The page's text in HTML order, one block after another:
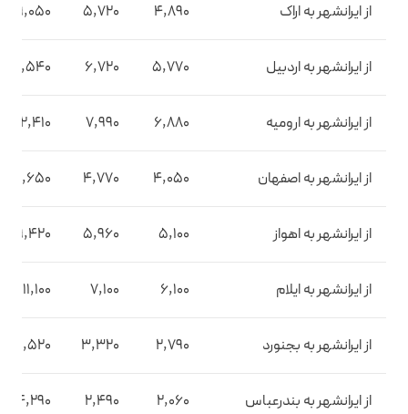
از ایرانشهر به اراک 4,890
5,720
9,050
از ایرانشهر به اردبیل 5,770
6,720
10,540
از ایرانشهر به ارومیه 6,880
7,990
12,410
از ایرانشهر به اصفهان 4,050
4,770
7,650
از ایرانشهر به اهواز 5,100
5,960
9,420
از ایرانشهر به ایلام 6,100
7,100
11,100
از ایرانشهر به بجنورد 2,790
3,320
5,520
از ایرانشهر به بندرعباس 2,060
2,490
4,290